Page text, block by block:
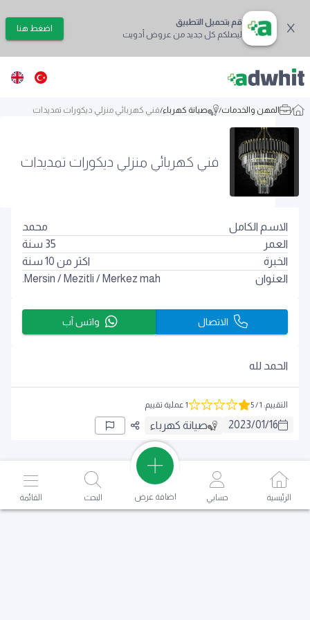
قم بتحميل التطبيق
ليصلكم كل جديد من عروض أدويت
اضغط هنا
/ المهن والخدمات/ صيانة كهرباء/فني كهربائي منزلي ديكورات تمديدات
فني كهربائي منزلي ديكورات تمديدات
الحمد لله
التقييم:
1
/ 5 1 عملية تقييم
2023/01/16 صيانة كهرباء
الاسم الكامل
محمد
العمر
35 سنة
الخبرة
اكثر من 10 سنة
العنوان
Mersin / Mezitli / Merkez mah.
الاتصال واتس آب
الرئيسية حسابي اضافة عرض البحث القائمة